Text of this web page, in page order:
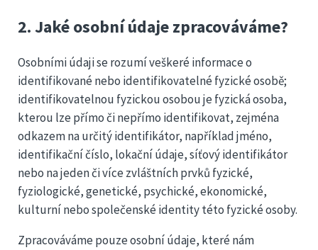
2. Jaké osobní údaje zpracováváme?
Osobními údaji se rozumí veškeré informace o
identifikované nebo identifikovatelné fyzické osobě;
identifikovatelnou fyzickou osobou je fyzická osoba,
kterou lze přímo či nepřímo identifikovat, zejména
odkazem na určitý identifikátor, například jméno,
identifikační číslo, lokační údaje, síťový identifikátor
nebo na jeden či více zvláštních prvků fyzické,
fyziologické, genetické, psychické, ekonomické,
kulturní nebo společenské identity této fyzické osoby.
Zpracováváme pouze osobní údaje, které nám